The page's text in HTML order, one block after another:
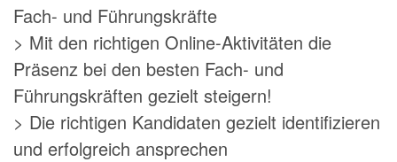
Fach- und Führungskräfte
> Mit den richtigen Online-Aktivitäten die
Präsenz bei den besten Fach- und
Führungskräften gezielt steigern!
> Die richtigen Kandidaten gezielt identifizieren
und erfolgreich ansprechen